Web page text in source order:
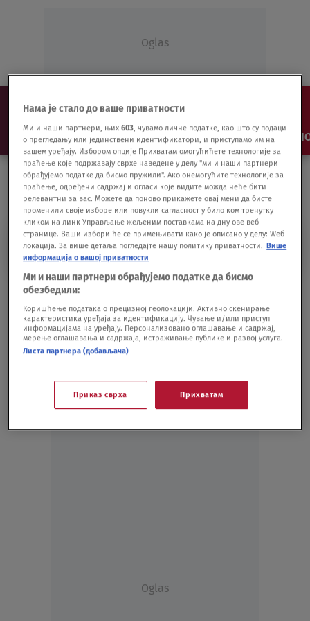
Oglas
NAJNOVIJE VESTI SHOW SPORT VIDEO
GO4YOU
ilegalno emitovala program
BIZNIS16.06.20.
Oglas
Нама је стало до ваше приватности
Ми и наши партнери, њих603, чувамо личне податке, као што су подаци
о прегледању или јединствени идентификатори, и приступамо им на
вашем уређају. Избором опције Прихватам омогућићете технологије за
праћење које подржавају сврхе наведене у делу "ми и наши партнери
обрађујемо податке да бисмо пружили". Ако онемогућите технологије за
праћење, одређени садржај и огласи које видите можда неће бити
релевантни за вас. Можете да поново прикажете овај мени да бисте
променили своје изборе или повукли сагласност у било ком тренутку
кликом на линк Управљање жељеним поставкама на дну ове веб
странице. Ваши избори ће се примењивати како је описано у делу: Wеб
локација. За више детаља погледајте нашу политику приватности. Више
информација о вашој приватности
Ми и наши партнери обрађујемо податке да бисмо
обезбедили:
Коришћење података о прецизној геолокацији. Активно скенирање
карактеристика уређаја за идентификацију. Чување и/или приступ
информацијама на уређају. Персонализовано оглашавање и садржај,
мерење оглашавања и садржаја, истраживање публике и развој услуга.
Листа партнера (добављача)
Приказ сврха Прихватам